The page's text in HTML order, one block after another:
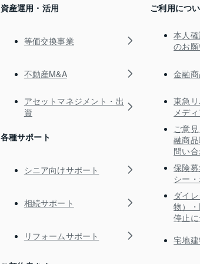
資産運用・活用
等価交換事業
不動産M&A
アセットマネジメント・出
資
各種サポート
シニア向けサポート
相続サポート
リフォームサポート
ご利用につ
本人
のお
金融
東急
メデ
ご意
融商
問い
保険
シー
ダイ
物）
停止
宅地